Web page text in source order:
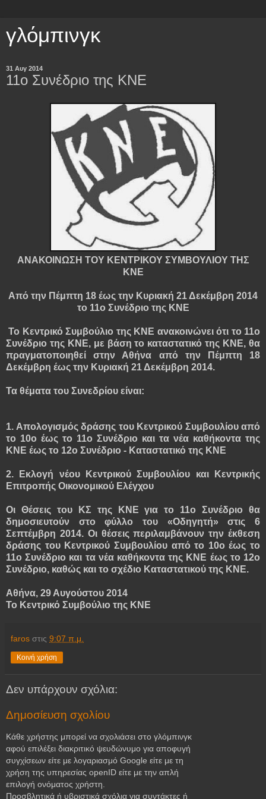
γλόμπινγκ
31 Αυγ 2014
11ο Συνέδριο της ΚΝΕ
ΑΝΑΚΟΙΝΩΣΗ ΤΟΥ ΚΕΝΤΡΙΚΟΥ ΣΥΜΒΟΥΛΙΟΥ ΤΗΣ
ΚΝΕ
Από την Πέμπτη 18 έως την Κυριακή 21 Δεκέμβρη 2014
το 11ο Συνέδριο της ΚΝΕ
Το Κεντρικό Συμβούλιο της ΚΝΕ ανακοινώνει ότι το 11ο
Συνέδριο της ΚΝΕ, με βάση το καταστατικό της ΚΝΕ, θα
πραγματοποιηθεί στην Αθήνα από την Πέμπτη 18
Δεκέμβρη έως την Κυριακή 21 Δεκέμβρη 2014.
Τα θέματα του Συνεδρίου είναι:
1. Απολογισμός δράσης του Κεντρικού Συμβουλίου από
το 10ο έως το 11ο Συνέδριο και τα νέα καθήκοντα της
ΚΝΕ έως το 12ο Συνέδριο - Καταστατικό της ΚΝΕ
2. Εκλογή νέου Κεντρικού Συμβουλίου και Κεντρικής
Επιτροπής Οικονομικού Ελέγχου
Οι Θέσεις του ΚΣ της ΚΝΕ για το 11ο Συνέδριο θα
δημοσιευτούν στο φύλλο του «Οδηγητή» στις 6
Σεπτέμβρη 2014. Οι θέσεις περιλαμβάνουν την έκθεση
δράσης του Κεντρικού Συμβουλίου από το 10ο έως το
11ο Συνέδριο και τα νέα καθήκοντα της ΚΝΕ έως το 12ο
Συνέδριο, καθώς και το σχέδιο Καταστατικού της ΚΝΕ.
Αθήνα, 29 Αυγούστου 2014
Το Κεντρικό Συμβούλιο της ΚΝΕ
faros στις 9:07 π.μ.
Κοινή χρήση
Δεν υπάρχουν σχόλια:
Δημοσίευση σχολίου
Κάθε χρήστης μπορεί να σχολιάσει στο γλόμπινγκ
αφού επιλέξει διακριτικό ψευδώνυμο για αποφυγή
συγχίσεων είτε με λογαριασμό Google είτε με τη
χρήση της υπηρεσίας openID είτε με την απλή
επιλογή ονόματος χρήστη.
Προσβλητικά ή υβριστικά σχόλια για συντάκτες ή